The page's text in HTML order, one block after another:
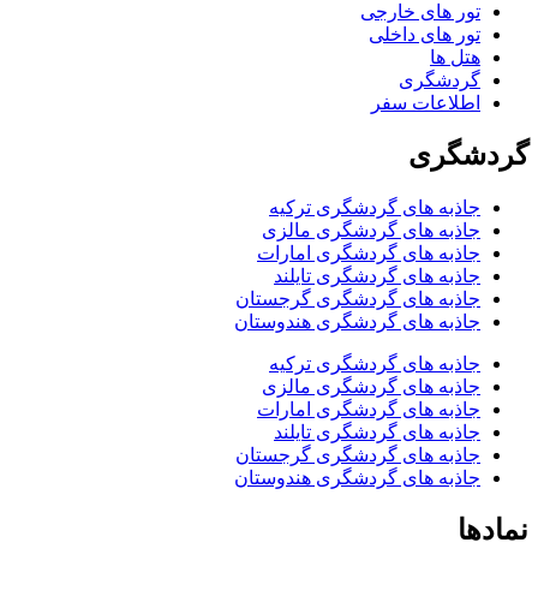
تور های خارجی
تور های داخلی
هتل ها
گردشگری
اطلاعات سفر
گردشگری
جاذبه های گردشگری ترکیه
جاذبه های گردشگری مالزی
جاذبه های گردشگری امارات
جاذبه های گردشگری تایلند
جاذبه های گردشگری گرجستان
جاذبه های گردشگری هندوستان
جاذبه های گردشگری ترکیه
جاذبه های گردشگری مالزی
جاذبه های گردشگری امارات
جاذبه های گردشگری تایلند
جاذبه های گردشگری گرجستان
جاذبه های گردشگری هندوستان
نمادها